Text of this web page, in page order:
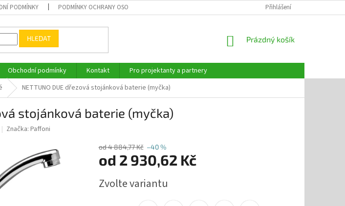
PODMÍNKY PODMÍNKY OCHRANY OSOBNÍCH ÚDAJŮ Přihlášení
HLEDAT
NÁKUPNÍ
Prázdný košík
Obchodní podmínky Kontakt
Pro projektanty a partnery
NETTUNO DUE dřezová stojánková baterie (myčka)
stojánková baterie (myčka)
Značka: Paffoni
od 4 884,77 Kč –40 %
od 2 930,62 Kč
cena:
Zvolte variantu